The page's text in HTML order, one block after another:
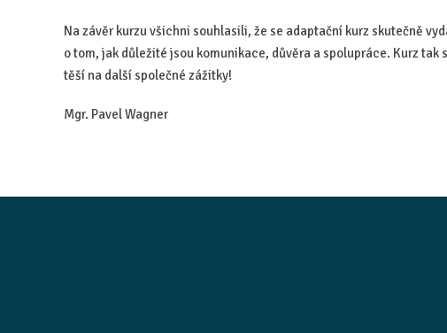
Na závěr kurzu všichni souhlasili, že se adaptační kurz skutečně
o tom, jak důležité jsou komunikace, důvěra a spolupráce. Kurz
těší na další společné zážitky!
Mgr. Pavel Wagner